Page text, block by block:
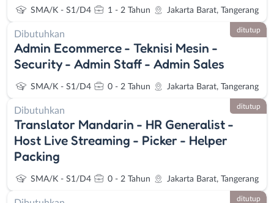
SMA/K - S1/D4 1 - 2 Tahun Jakarta Barat, Tangerang
Dibutuhkan
Admin Ecommerce - Teknisi Mesin -
Security - Admin Staff - Admin Sales
SMA/K - S1/D4 0 - 2 Tahun Jakarta Barat, Tangerang
ditutup
Dibutuhkan
Translator Mandarin - HR Generalist -
Host Live Streaming - Picker - Helper
Packing
SMA/K - S1/D4 0 - 2 Tahun Jakarta Barat, Tangerang
ditutup
ditutup